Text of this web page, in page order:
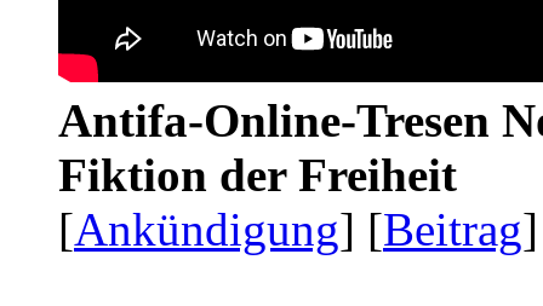
Antifa-Online-Tresen
Fiktion der Freiheit
[Ankündigung] [Beitrag